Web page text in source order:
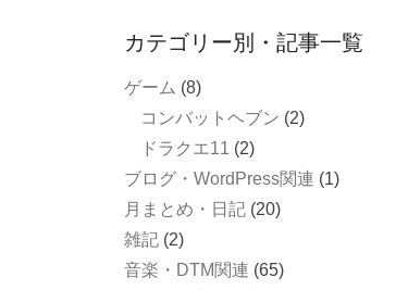
カテゴリー別・記事一覧
ゲーム (8)
コンバットヘブン (2)
ドラクエ11 (2)
ブログ・WordPress関連 (1)
月まとめ・日記 (20)
雑記 (2)
音楽・DTM関連 (65)